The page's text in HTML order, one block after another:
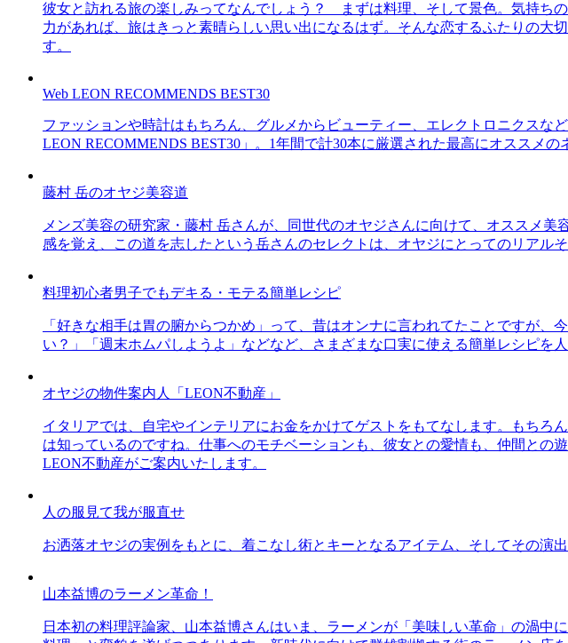
彼女と訪れる旅の楽しみってなんでしょう？ まずは料理、そして景色。気持ち
力があれば、旅はきっと素晴らしい思い出になるはず。そんな恋するふたりの大
す。
Web LEON RECOMMENDS BEST30
ファッションや時計はもちろん、グルメからビューティー、エレクトロニクスな
LEON RECOMMENDS BEST30」。1年間で計30本に厳選された最高にオススメの
藤村 岳のオヤジ美容道
メンズ美容の研究家・藤村 岳さんが、同世代のオヤジさんに向けて、オススメ
感を覚え、この道を志したという岳さんのセレクトは、オヤジにとってのリアルそ
料理初心者男子でもデキる・モテる簡単レシピ
「好きな相手は胃の腑からつかめ」って、昔はオンナに言われてたことですが
い？」「週末ホムパしようよ」などなど、さまざまな口実に使える簡単レシピを
オヤジの物件案内人「LEON不動産」
イタリアでは、自宅やインテリアにお金をかけてゲストをもてなします。もちろ
は知っているのですね。仕事へのモチベーションも、彼女との愛情も、仲間との
LEON不動産がご案内いたします。
人の服見て我が服直せ
お洒落オヤジの実例をもとに、着こなし術とキーとなるアイテム、そしてその演出
山本益博のラーメン革命！
日本初の料理評論家、山本益博さんはいま、ラーメンが「美味しい革命」の渦